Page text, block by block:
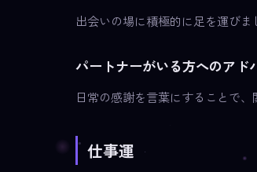
出会いの場に積極的に足を運び
パートナーがいる方へのアド
日常の感謝を言葉にすることで
仕事運